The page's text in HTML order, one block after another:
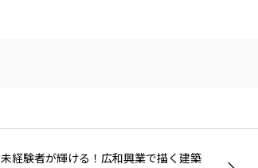
未経験者が輝ける！広和興業で描く建築